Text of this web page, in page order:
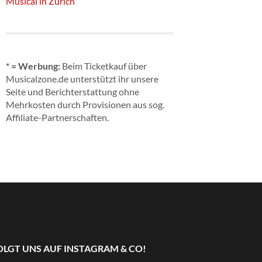
* = Werbung: Beim Ticketkauf über
Musicalzone.de unterstützt ihr unsere
Seite und Berichterstattung ohne
Mehrkosten durch Provisionen aus sog.
Affiliate-Partnerschaften.
UNS AUF INSTAGRAM & CO!